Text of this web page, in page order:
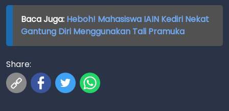
Baca Juga: Heboh! Mahasiswa IAIN Kediri Nekat
Gantung Diri Menggunakan Tali Pramuka
Share: